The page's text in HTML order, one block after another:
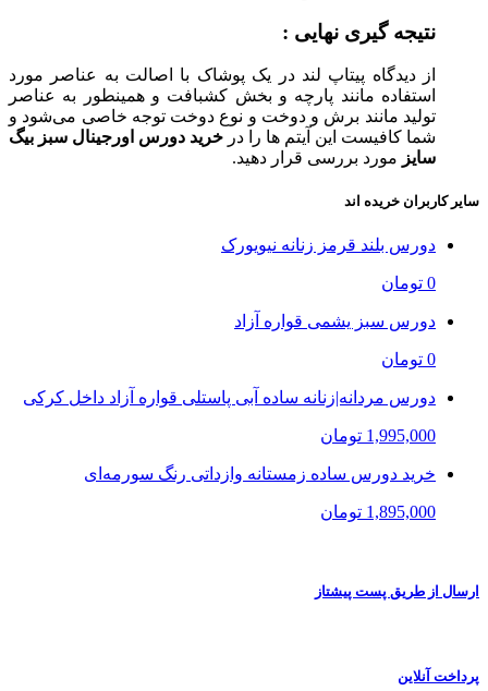
نتیجه گیری نهایی :
از دیدگاه پیتاپ لند در یک پوشاک با اصالت به عناصر مورد
استفاده مانند پارچه و بخش کشبافت و همینطور به عناصر
تولید مانند برش و دوخت و نوع دوخت توجه خاصی می‌شود و
شما کافیست این آیتم ها را در خرید دورس اورجینال سبز بیگ
سایز مورد بررسی قرار دهید.
سایر کاربران خریده اند
دورس بلند قرمز زنانه نیویورک
0 تومان
دورس سبز یشمی قواره آزاد
0 تومان
دورس مردانه|زنانه ساده آبی پاستلی قواره آزاد داخل کرکی
1,995,000 تومان
خرید دورس ساده زمستانه وازداتی رنگ سورمه‌ای
1,895,000 تومان
ارسال از طریق پست پیشتاز
پرداخت آنلاین